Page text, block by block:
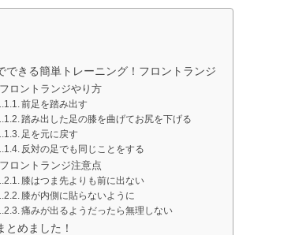
できる簡単トレーニング！フロントランジ
フロントランジやり方
前足を踏み出す
踏み出した足の膝を曲げてお尻を下げる
足を元に戻す
反対の足でも同じことをする
フロントランジ注意点
膝はつま先よりも前に出ない
膝が内側に貼らないように
痛みが出るようだったら無理しない
とめました！